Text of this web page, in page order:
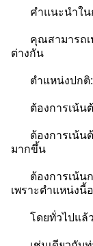
คำแนะนำในกา
คุณสามารถเป
ต่างกัน
ตำแหน่งปกติ: ว
ต้องการเน้นต้น
ต้องการเน้นต้น
มากขึ้น
ต้องการเน้นกล้
เพราะตำแหน่งนี้
โดยทั่วไปแล้ว